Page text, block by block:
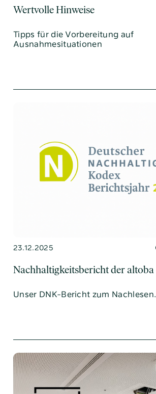
Wertvolle Hinweise
Tipps für die Vorbereitung auf
Ausnahmesituationen
23.12.2025
Nachhaltigkeitsbericht der altoba
Unser DNK-Bericht zum Nachlesen.